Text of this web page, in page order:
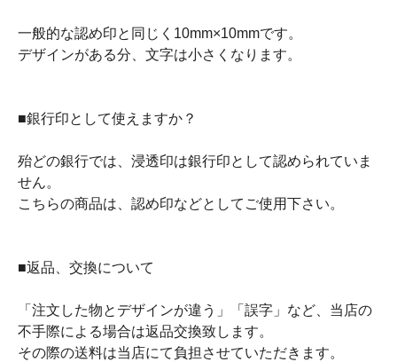
一般的な認め印と同じく10mm×10mmです。
デザインがある分、文字は小さくなります。
■銀行印として使えますか？
殆どの銀行では、浸透印は銀行印として認められていま
せん。
こちらの商品は、認め印などとしてご使用下さい。
■返品、交換について
「注文した物とデザインが違う」「誤字」など、当店の
不手際による場合は返品交換致します。
その際の送料は当店にて負担させていただきます。